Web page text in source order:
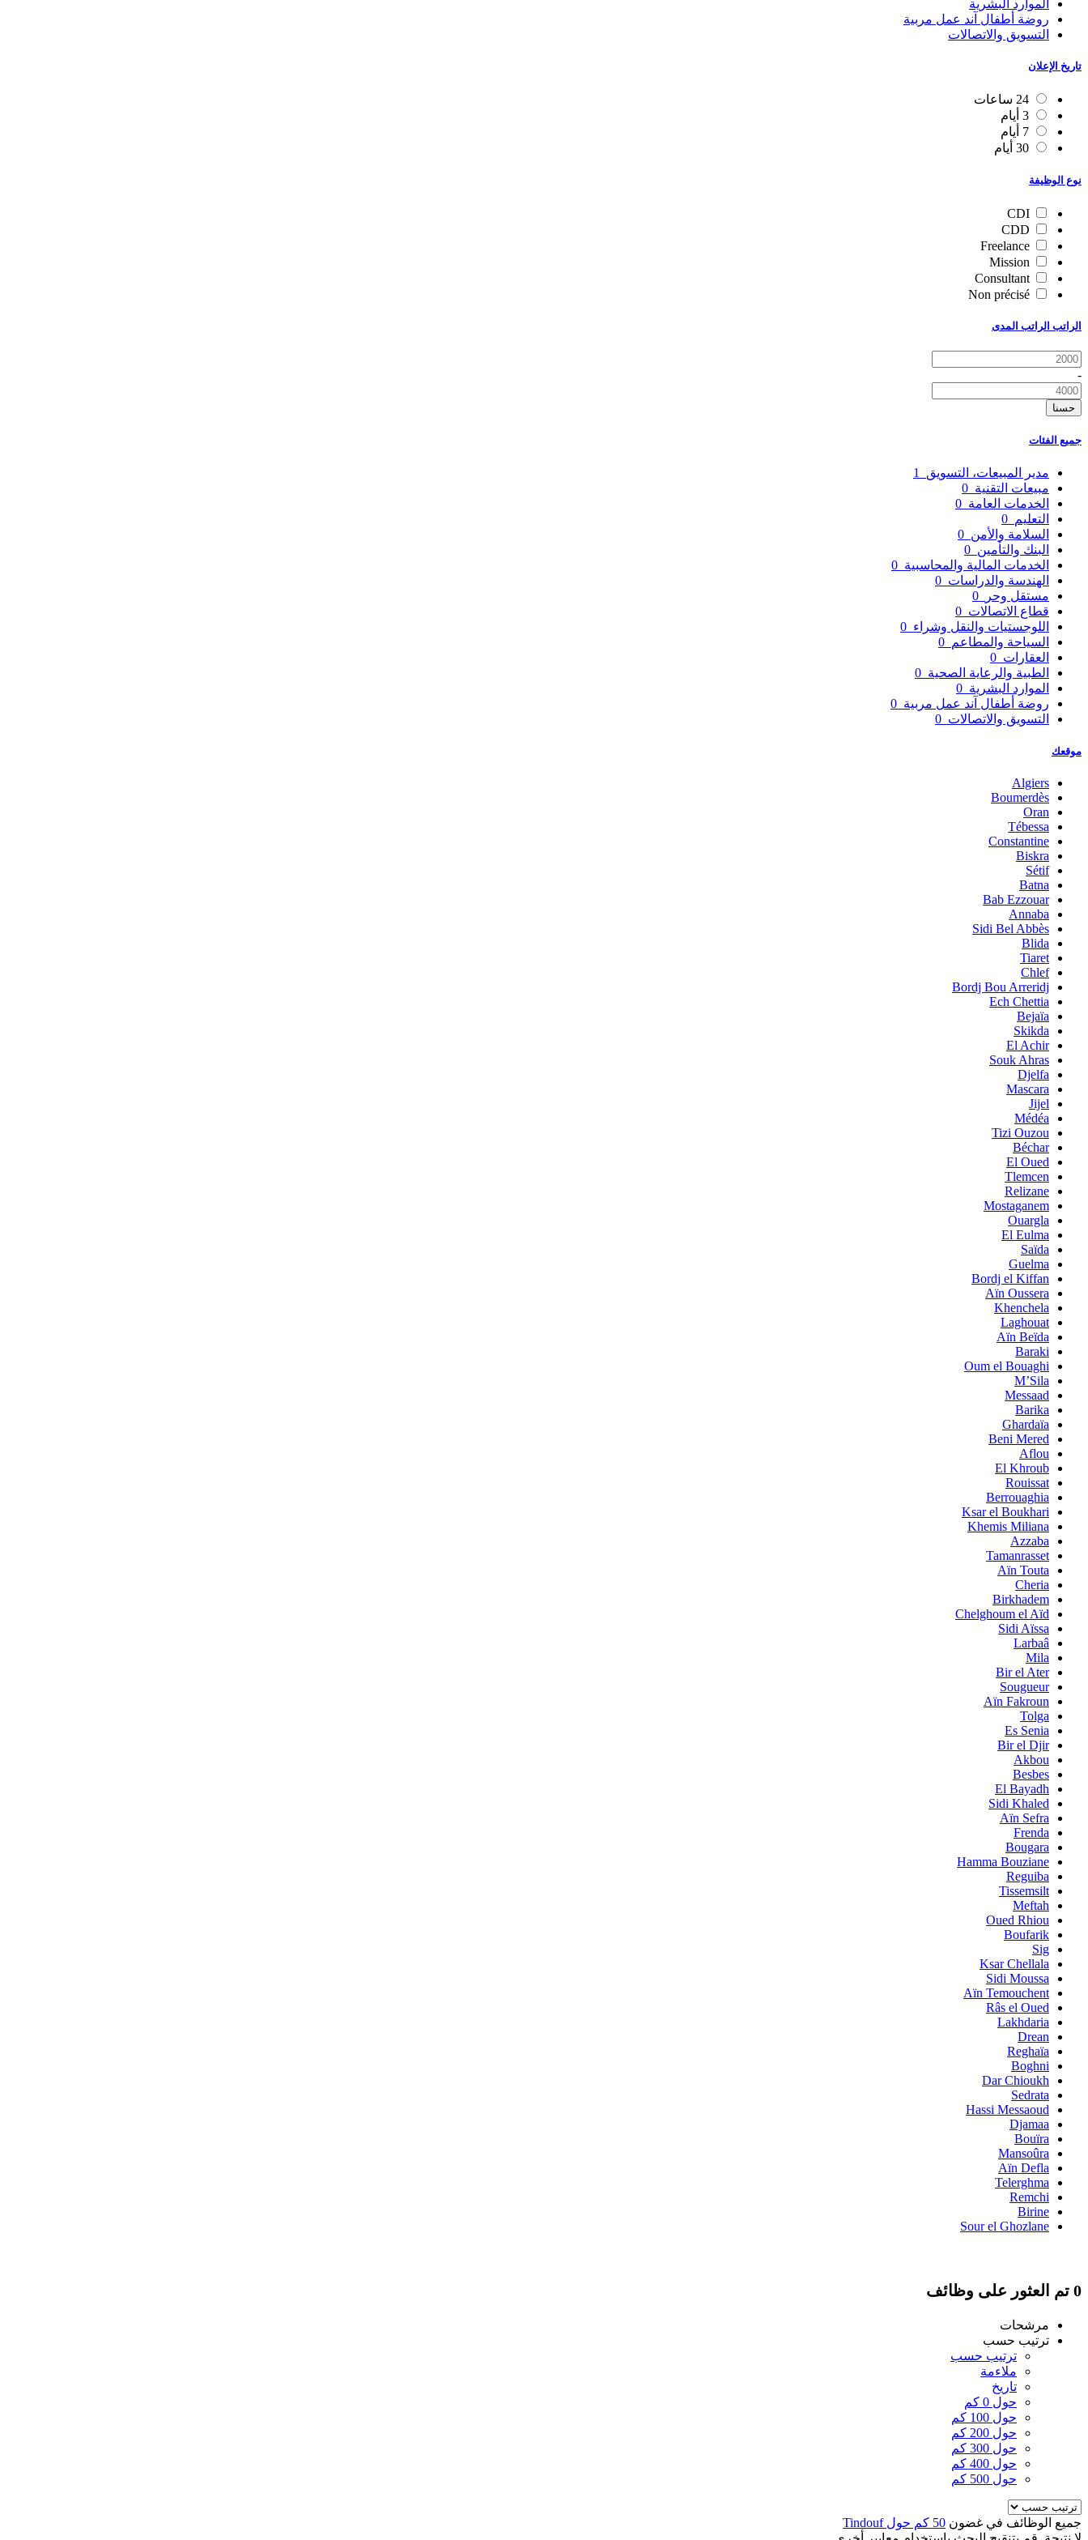
الموارد البشرية
روضة أطفال آند عمل مربية
التسويق والاتصالات
تاريخ الإعلان
24 ساعات
3 أيام
7 أيام
30 أيام
نوع الوظيفة
CDI
CDD
Freelance
Mission
Consultant
Non précisé
الراتب الراتب المدى
-
حسنا
جميع الفئات
مدير المبيعات، التسويق
مبيعات التقنية
الخدمات العامة
التعليم
السلامة والأمن
البنك والتأمين
الخدمات المالية والمحاسبية
الهندسة والدراسات
مستقل وحر
قطاع الاتصالات
اللوجستيات والنقل وشراء
السياحة والمطاعم
العقارات
الطبية والرعاية الصحية
الموارد البشرية
روضة أطفال آند عمل مربية
التسويق والاتصالات
موقعك
Algiers
Boumerdès
Oran
Tébessa
Constantine
Biskra
Sétif
Batna
Bab Ezzouar
Annaba
Sidi Bel Abbès
Blida
Tiaret
Chlef
Bordj Bou Arreridj
Ech Chettia
Bejaïa
Skikda
El Achir
Souk Ahras
Djelfa
Mascara
Jijel
Médéa
Tizi Ouzou
Béchar
El Oued
Tlemcen
Relizane
Mostaganem
Ouargla
El Eulma
Saïda
Guelma
Bordj el Kiffan
Aïn Oussera
Khenchela
Laghouat
Aïn Beïda
Baraki
Oum el Bouaghi
M’Sila
Messaad
Barika
Ghardaïa
Beni Mered
Aflou
El Khroub
Rouissat
Berrouaghia
Ksar el Boukhari
Khemis Miliana
Azzaba
Tamanrasset
Aïn Touta
Cheria
Birkhadem
Chelghoum el Aïd
Sidi Aïssa
Larbaâ
Mila
Bir el Ater
Sougueur
Aïn Fakroun
Tolga
Es Senia
Bir el Djir
Akbou
Besbes
El Bayadh
Sidi Khaled
Aïn Sefra
Frenda
Bougara
Hamma Bouziane
Reguiba
Tissemsilt
Meftah
Oued Rhiou
Boufarik
Sig
Ksar Chellala
Sidi Moussa
Aïn Temouchent
Râs el Oued
Lakhdaria
Drean
Reghaïa
Boghni
Dar Chioukh
Sedrata
Hassi Messaoud
Djamaa
Bouïra
Mansoûra
Aïn Defla
Telerghma
Remchi
Birine
Sour el Ghozlane
0 تم العثور على وظائف
مرشحات
ترتيب حسب
ترتيب حسب
ملاءمة
تاريخ
حول 0 كم
حول 100 كم
حول 200 كم
حول 300 كم
حول 400 كم
حول 500 كم
جميع الوظائف في غضون 50 كم حول Tindouf